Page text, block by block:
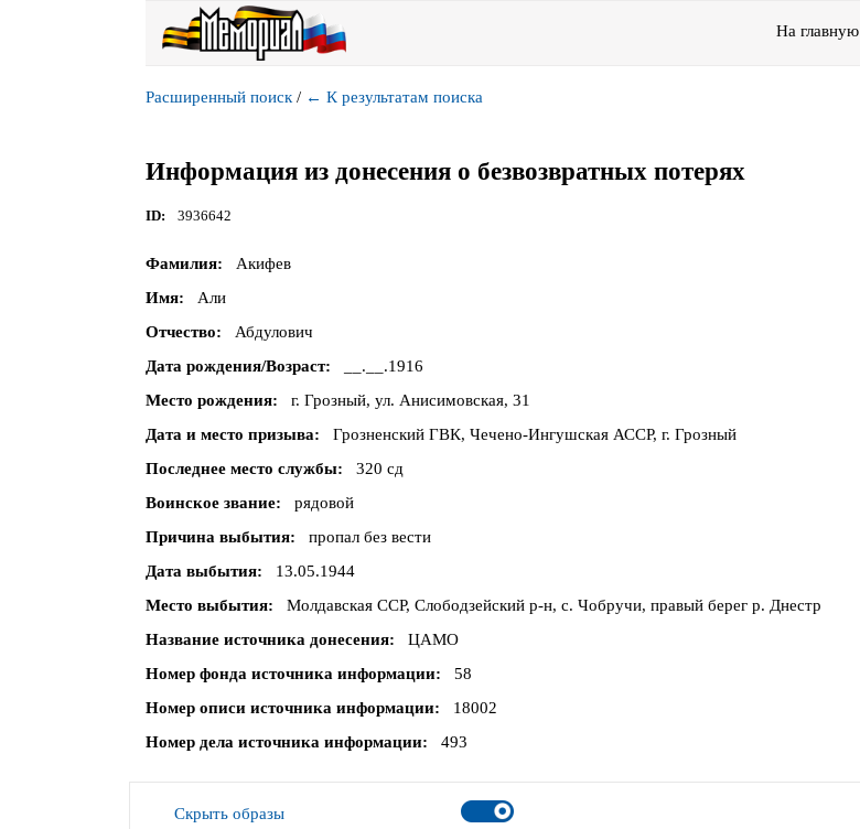
На главную
Расширенный поиск / ← К результатам поиска
Информация из донесения о безвозвратных потерях
ID 3936642
Фамилия
Акифев
Имя
Али
Отчество
Абдулович
Дата рождения/Возраст
__.__.1916
Место рождения
г. Грозный, ул. Анисимовская, 31
Дата и место призыва
Грозненский ГВК, Чечено-Ингушская АССР, г. Грозный
Последнее место службы
320 сд
Воинское звание
рядовой
Причина выбытия
пропал без вести
Дата выбытия
13.05.1944
Место выбытия
Молдавская ССР, Слободзейский р-н, с. Чобручи, правый берег р. Днестр
Название источника донесения
ЦАМО
Номер фонда источника информации
58
Номер описи источника информации
18002
Номер дела источника информации
493
Скрыть образы